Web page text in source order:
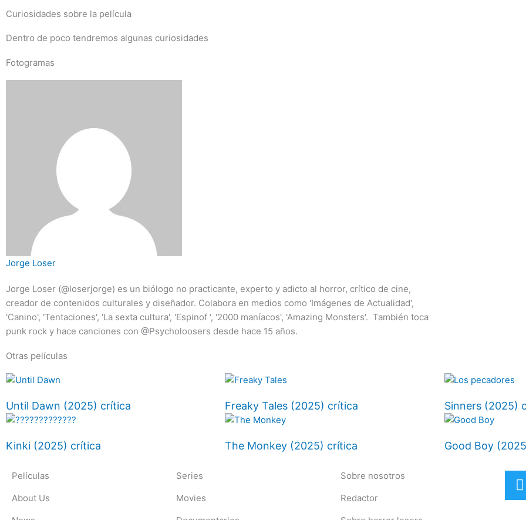
Curiosidades sobre la película
Dentro de poco tendremos algunas curiosidades
Fotogramas
Jorge Loser
Jorge Loser (@loserjorge) es un biólogo no practicante, experto y adicto al horror, crítico de cine,
creador de contenidos culturales y diseñador. Colabora en medios como 'Imágenes de Actualidad',
'Canino', 'Tentaciones', 'La sexta cultura', 'Espinof ', '2000 maníacos', 'Amazing Monsters'. También toca
punk rock y hace canciones con @Psycholoosers desde hace 15 años.
Otras películas
Until Dawn (2025) crítica Freaky Tales (2025) crítica Sinners (2025)
Kinki (2025) crítica The Monkey (2025) crítica Good Boy
Películas
About Us
Series
Movies
Sobre nosotros
Redactor
T
w